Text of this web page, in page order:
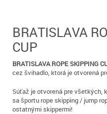
BRATISLAVA
CUP
BRATISLAVA ROPE SKIPPING
cez švihadlo, ktorá je otvorená
Súťaž je otvorená pre všetkých,
sa športu rope skipping / jump
ostatnými skippermi!